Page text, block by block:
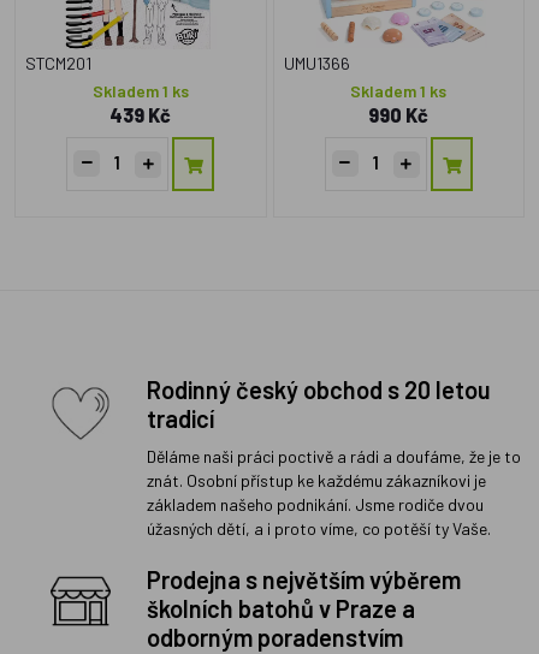
STCM201
Skladem 1 ks
439 Kč
UMU1366
Skladem 1 ks
990 Kč
Rodinný český obchod s 20 letou
tradicí
Děláme naši práci poctivě a rádi a doufáme, že je to
znát. Osobní přístup ke každému zákazníkovi je
základem našeho podnikání. Jsme rodiče dvou
úžasných dětí, a i proto víme, co potěší ty Vaše.
Prodejna s největším výběrem
školních batohů v Praze a
odborným poradenstvím